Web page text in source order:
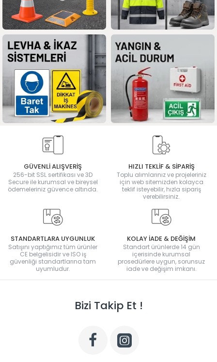
GÜVENLİ ALIŞVERİŞ
256-bit SSL sertifikası ve 3D
Secure ile kurumsal ve bireysel
ödemeleriniz güvence altında.
HIZLI TEKLİF & SİPARİŞ
Toplu alımlarınız ve projeleriniz
için web sitemizden kolayca
teklif isteyebilir, hızla sipariş
verebilirsiniz.
STANDARTLARA UYGUNLUK
Satışını yaptığımız tüm ürünler
CE belgelisidir ve ISO iş
güvenliği standartlarına tam
uyumludur.
KOLAY İADE & DEĞİŞİM
Standart ürünlerde 14 gün
içerisinde kurumsal
prosedürlere uygun, sorunsuz
iade ve değişim imkanı.
Bizi Takip Et !